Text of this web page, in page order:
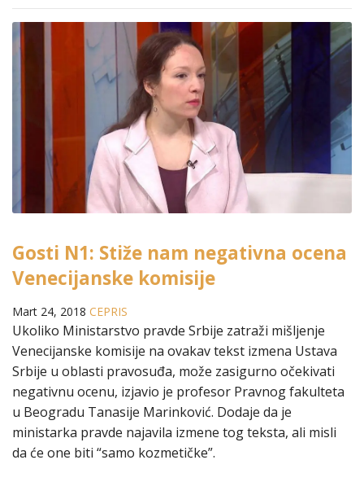
Gosti N1: Stiže nam negativna ocena
Venecijanske komisije
Mart 24, 2018 CEPRIS
Ukoliko Ministarstvo pravde Srbije zatraži mišljenje
Venecijanske komisije na ovakav tekst izmena Ustava
Srbije u oblasti pravosuđa, može zasigurno očekivati
negativnu ocenu, izjavio je profesor Pravnog fakulteta
u Beogradu Tanasije Marinković. Dodaje da je
ministarka pravde najavila izmene tog teksta, ali misli
da će one biti “samo kozmetičke”.